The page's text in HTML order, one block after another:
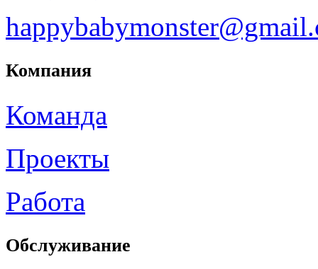
Компания
Команда
Проекты
Работа
Обслуживание